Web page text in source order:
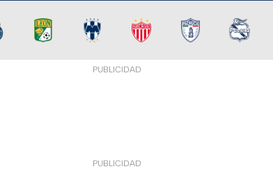
PUBLICIDAD
PUBLICIDAD